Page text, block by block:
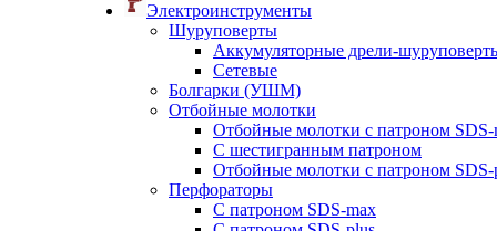
Электроинструменты
Шуруповерты
Аккумуляторные дрели-
Сетевые
Болгарки (УШМ)
Отбойные молотки
Отбойные молотки с патроном SDS-
С шестигранным патроном
Отбойные молотки с патроном SDS-
Перфораторы
С патроном SDS-max